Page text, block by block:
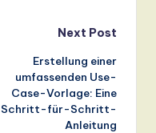
Next Post
Erstellung einer
umfassenden Use-
Case-Vorlage: Eine
Schritt-für-Schritt-
Anleitung